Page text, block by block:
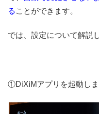
る ことができます。
では、設定について解説
①DiXiMアプリを起動しま